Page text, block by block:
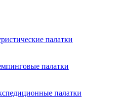
палатки
палатки
палатки